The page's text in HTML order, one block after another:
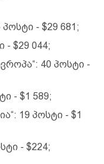
პოსტი - $29 681;
- $29 044;
40 პოსტი -
- $1 589;
19 პოსტი - $1
- $224;